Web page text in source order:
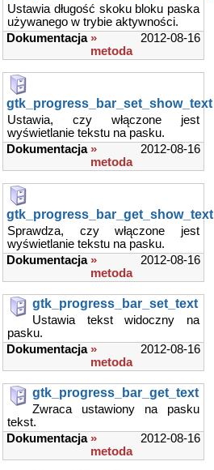
Ustawia długość skoku bloku paska
używanego w trybie aktywności.
2012-08-16
Dokumentacja »
metoda
gtk_progress_bar_set_show_text
Ustawia, czy włączone jest
wyświetlanie tekstu na pasku.
2012-08-16
Dokumentacja »
metoda
gtk_progress_bar_get_show_text
Sprawdza, czy włączone jest
wyświetlanie tekstu na pasku.
2012-08-16
Dokumentacja »
metoda
gtk_progress_bar_set_text
Ustawia tekst widoczny na
pasku.
2012-08-16
Dokumentacja »
metoda
gtk_progress_bar_get_text
Zwraca ustawiony na pasku
tekst.
2012-08-16
Dokumentacja »
metoda